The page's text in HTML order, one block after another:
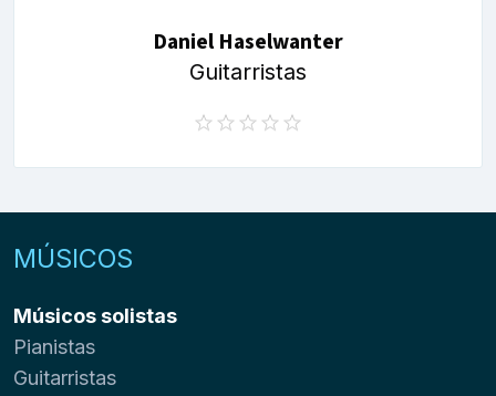
Daniel Haselwanter
Guitarristas
MÚSICOS
Músicos solistas
Pianistas
Guitarristas